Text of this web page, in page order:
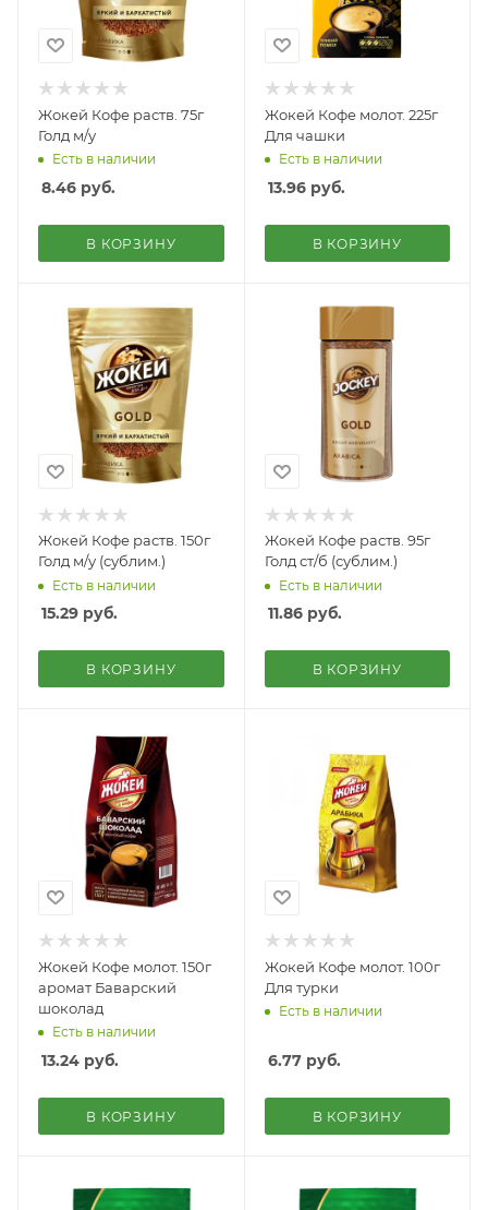
Жокей Кофе раств. 75г
Голд м/у
Есть в наличии
8.46 руб.
В КОРЗИНУ
Жокей Кофе молот. 225г
Для чашки
Есть в наличии
13.96руб.
В КОРЗИНУ
Жокей Кофе раств. 150г
Голд м/у (сублим.)
Есть в наличии
15.29 руб.
В КОРЗИНУ
Жокей Кофе раств. 95г
Голд ст/б (сублим.)
Есть в наличии
11.86руб.
В КОРЗИНУ
Жокей Кофе молот. 150г
аромат Баварский
шоколад
Есть в наличии
13.24 руб.
В КОРЗИНУ
Жокей Кофе молот. 100г
Для турки
Есть в наличии
6.77руб.
В КОРЗИНУ